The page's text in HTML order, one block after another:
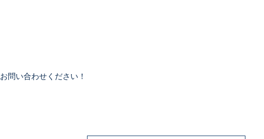
問い合わせください！